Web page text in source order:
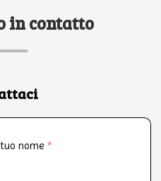
in contatto
nome *